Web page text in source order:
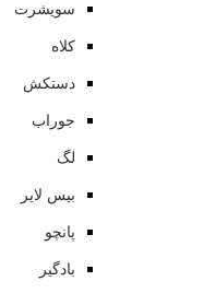
سویشرت
کلاه
دستکش
جوراب
لگ
بیس لایر
پانچو
بادگیر